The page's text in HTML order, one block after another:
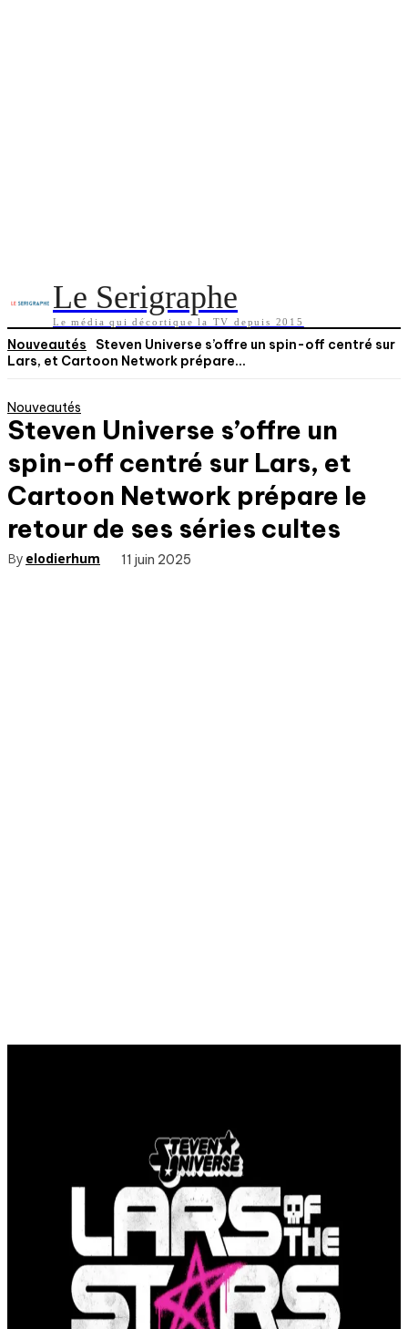
Le Serigraphe
Le média qui décortique la TV depuis 2015
Nouveautés
Steven Universe s’offre un spin-off centré sur
Lars, et Cartoon Network prépare...
Nouveautés
Steven Universe s’offre un
spin-off centré sur Lars, et
Cartoon Network prépare le
retour de ses séries cultes
By elodierhum 11 juin 2025